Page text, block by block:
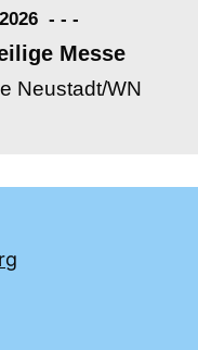
- - -
Messe
Neustadt/WN